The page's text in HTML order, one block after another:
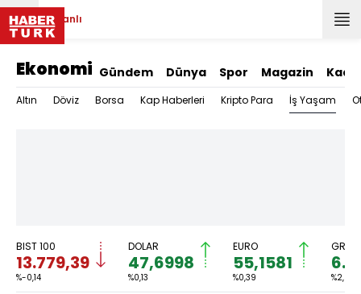
Canlı
Ekonomi Gündem Dünya Spor Magazin
Altın Döviz Borsa Kap Haberleri Kripto Para İş Yaşam
BIST 100
13.779,39
%-0,14
DOLAR
47,6998
%0,13
EURO
55,1581
%0,39 %2,59